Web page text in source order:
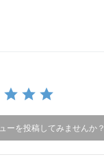
ーを投稿してみませんか